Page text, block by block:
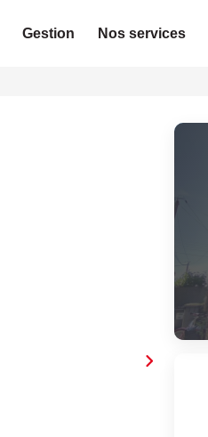
Gestion Nos services